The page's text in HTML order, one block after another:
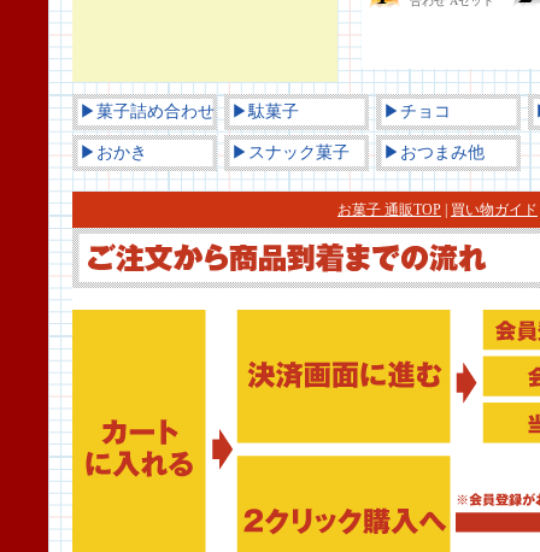
▶菓子詰め合わせ ▶駄菓子 ▶チョコ
▶おかき ▶スナック菓子 ▶おつまみ他
お菓子 通販TOP 買い物ガイド